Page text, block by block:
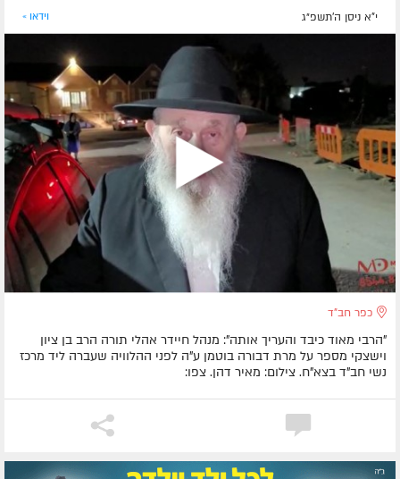
י"א ניסן ה׳תשפ״ג וידאו »
כפר חב"ד
"הרבי מאוד כיבד והעריך אותה": מנהל חיידר אהלי תורה הרב בן ציון
וישצקי מספר על מרת דבורה בוטמן ע"ה לפני ההלוויה שעברה ליד מרכז
נשי חב"ד בצא"ח. צילום: מאיר דהן. צפו: